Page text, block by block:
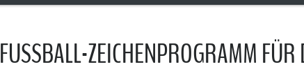
FUSSBALL-ZEICHENPROGRAMM